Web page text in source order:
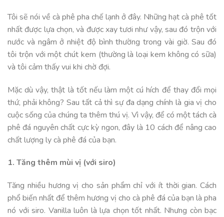
Tôi sẽ nói về cà phê pha chế lạnh ở đây. Những hạt cà phê tốt
nhất được lựa chọn, và được xay tươi như vậy, sau đó trộn với
nước và ngâm ở nhiệt độ bình thường trong vài giờ. Sau đó
tôi trộn với một chút kem (thường là loại kem không có sữa)
và tôi cảm thấy vui khi chờ đợi.
Mặc dù vậy, thật là tốt nếu làm một cú hích để thay đổi mọi
thứ, phải không? Sau tất cả thì sự đa dạng chính là gia vị cho
cuộc sống của chúng ta thêm thú vị. Vì vậy, để có một tách cà
phê đá nguyên chất cực kỳ ngon, đây là 10 cách để nâng cao
chất lượng ly cà phê đá của bạn.
1. Tăng thêm mùi vị (với siro)
Tăng nhiều hương vị cho sản phẩm chỉ với ít thời gian. Cách
phổ biến nhất để thêm hương vị cho cà phê đá của bạn là pha
nó với siro. Vanilla luôn là lựa chọn tốt nhất. Nhưng còn bạc